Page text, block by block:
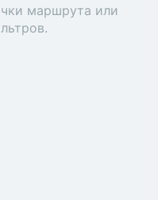
маршрута или